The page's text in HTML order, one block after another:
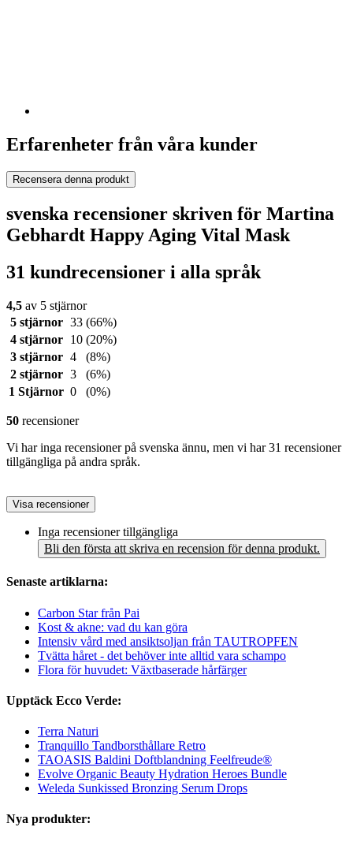
Erfarenheter från våra kunder
Recensera denna produkt
svenska recensioner skriven för Martina
Gebhardt Happy Aging Vital Mask
31 kundrecensioner i alla språk
4,5 av 5 stjärnor
5 stjärnor 33 (66%)
4 stjärnor
10 (20%)
3 stjärnor 4
(8%)
2 stjärnor 3
(6%)
1 Stjärnor 0 (0%)
50 recensioner
Vi har inga recensioner på svenska ännu, men vi har 31 recensioner
tillgängliga på andra språk.
Visa recensioner
Inga recensioner tillgängliga
Bli den första att skriva en recension för denna produkt.
Senaste artiklarna:
Carbon Star från Pai
Kost & akne: vad du kan göra
Intensiv vård med ansiktsoljan från TAUTROPFEN
Tvätta håret - det behöver inte alltid vara schampo
Flora för huvudet: Växtbaserade hårfärger
Upptäck Ecco Verde:
Terra Naturi
Tranquillo Tandborsthållare Retro
TAOASIS Baldini Doftblandning Feelfreude®
Evolve Organic Beauty Hydration Heroes Bundle
Weleda Sunkissed Bronzing Serum Drops
Nya produkter: